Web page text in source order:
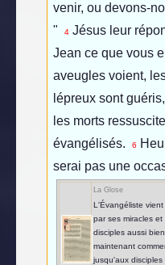
venir, ou devons-
"
4 Jésus leur
Jean ce que vous
aveugles voient,
lépreux sont
les morts
évangélisés.
6
serai pas une
La Glose
L'Évangéliste
par ses miracles
disciples aussi
maintenant
jusqu'aux